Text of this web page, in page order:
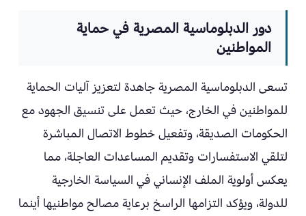
دور الدبلوماسية المصرية في حماية
المواطنين
تسعى الدبلوماسية المصرية جاهدة لتعزيز آليات الحماية
للمواطنين في الخارج، حيث تعمل على تنسيق الجهود مع
الحكومات الصديقة، وتفعيل خطوط الاتصال المباشرة
لتلقي الاستفسارات وتقديم المساعدات العاجلة، مما
يعكس أولوية الملف الإنساني في السياسة الخارجية
للدولة، ويؤكد التزامها الراسخ برعاية مصالح مواطنيها أينما